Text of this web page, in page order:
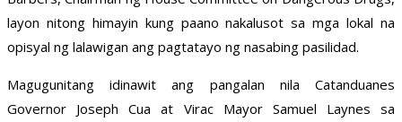
layon nitong himayin kung paano nakalusot sa mga lokal na
opisyal ng lalawigan ang pagtatayo ng nasabing pasilidad.
Magugunitang idinawit ang pangalan nila Catanduanes
Governor Joseph Cua at Virac Mayor Samuel Laynes sa